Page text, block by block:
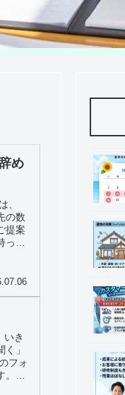
め
、
の数
提案
て
いき
」
フォ
。髪